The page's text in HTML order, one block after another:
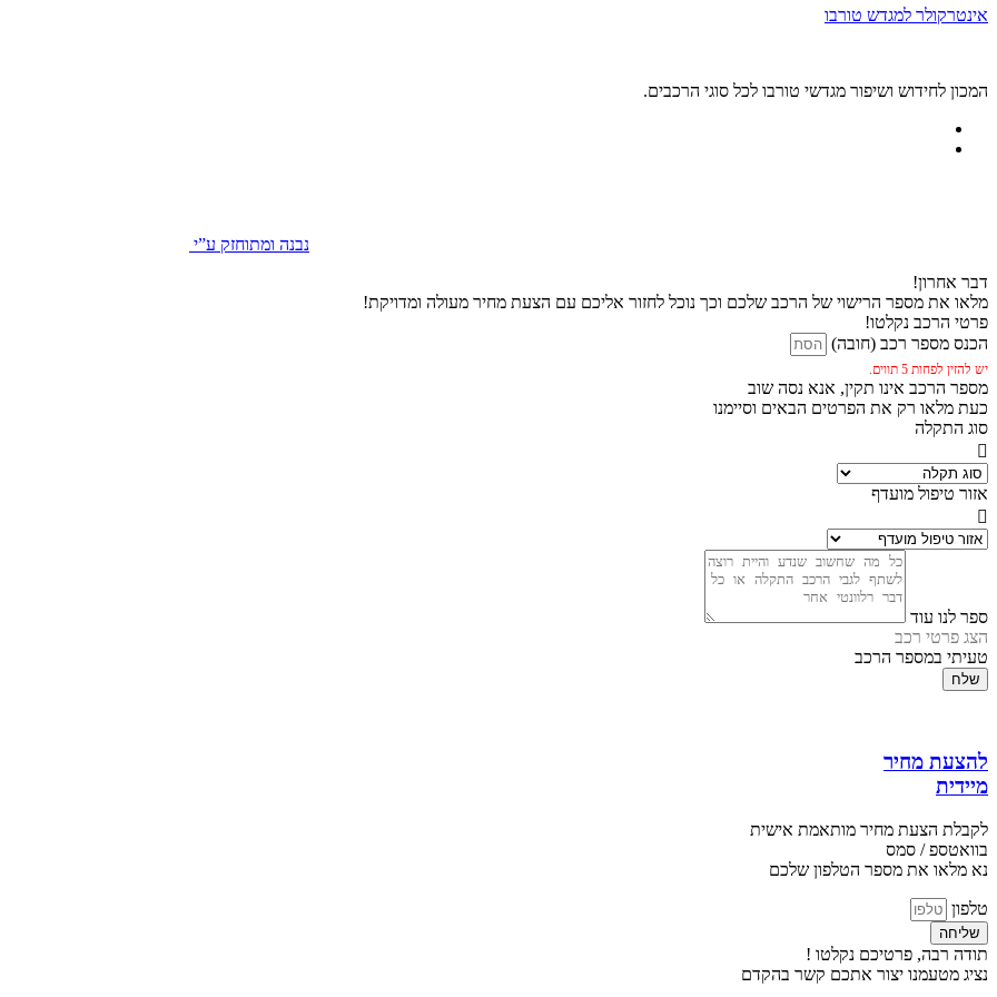
אינטרקולר למגדש טורבו
המכון לחידוש ושיפור מגדשי טורבו לכל סוגי הרכבים.
נבנה ומתוחזק ע”י
דבר אחרון!
מלאו את מספר הרישוי של הרכב שלכם וכך נוכל לחזור אליכם עם הצעת מחיר מעולה ומדויקת!
פרטי הרכב נקלטו!
הכנס מספר רכב (חובה)
יש להזין לפחות 5 תווים.
מספר הרכב אינו תקין, אנא נסה שוב
כעת מלאו רק את הפרטים הבאים וסיימנו
סוג התקלה
אזור טיפול מועדף
ספר לנו עוד
הצג פרטי רכב
טעיתי במספר הרכב
שלח
להצעת מחיר
מיידית
לקבלת הצעת מחיר מותאמת אישית
בוואטספ / סמס
נא מלאו את מספר הטלפון שלכם
טלפון
שליחה
תודה רבה, פרטיכם נקלטו !
נציג מטעמנו יצור אתכם קשר בהקדם